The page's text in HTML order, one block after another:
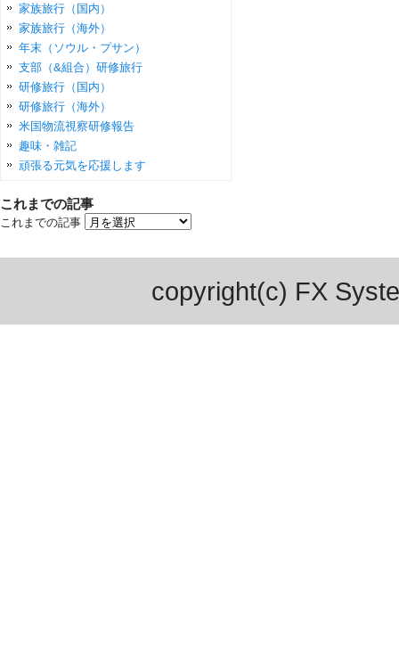
家族旅行（国内）
家族旅行（海外）
年末（ソウル・プサン）
支部（&組合）研修旅行
研修旅行（国内）
研修旅行（海外）
米国物流視察研修報告
趣味・雑記
頑張る元気を応援します
これまでの記事
これまでの記事
copyright(c) FX